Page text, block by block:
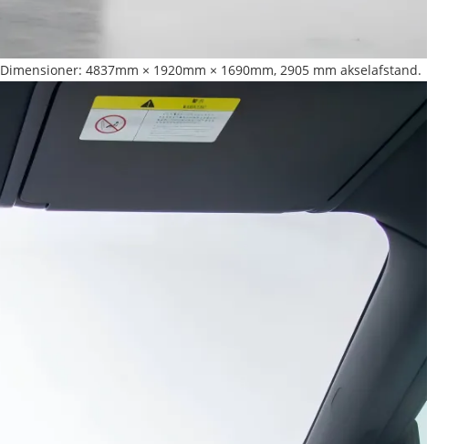
4837mm × 1920mm × 1690mm, 2905 mm akselafstand.